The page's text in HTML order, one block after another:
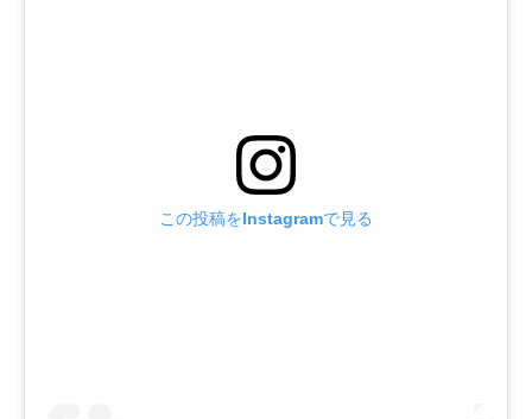
この投稿をInstagramで見る